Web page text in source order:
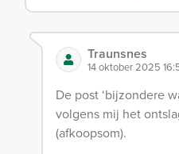
Traunsnes
14 oktober 2025
De post ‘bijzondere
volgens mij het
(afkoopsom).